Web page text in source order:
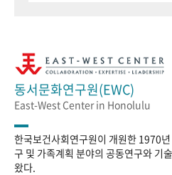
동서문화연구원(EWC)
East-West Center in Honolulu
한국보건사회연구원이 개원한 1970
구 및 가족계획 분야의 공동연구와 기
왔다.